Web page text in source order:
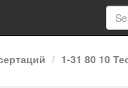
1-31 80 10